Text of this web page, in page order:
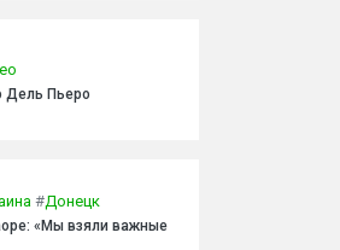
Дель Пьеро
#Донецк
«Мы взяли важные